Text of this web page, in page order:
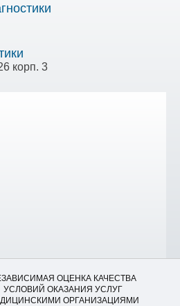
корп. 3
ОЦЕНКА КАЧЕСТВА
УСЛОВИЙ ОКАЗАНИЯ УСЛУГ
ОРГАНИЗАЦИЯМИ